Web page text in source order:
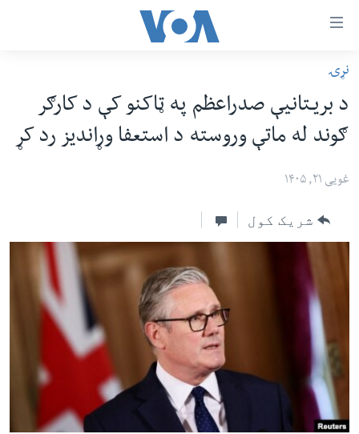
رسي
وړ
اتصالات
متن
لټون
ځای
افغانستان
سیمه
امریکا
ښځې او نجونې
ځوانان
د بیان ازادي
روغتیا
سرمقاله
له مونږ سره په تماس کې پاتې شئ
نړۍ
د بریـتانیې صدراعظم په ټاکنو کې د کارګر
ګوند له ماتې وروسته د استعفا وړاندیز رد کړ
غویی ۲۱, ۱۴۰۵
شریک کول